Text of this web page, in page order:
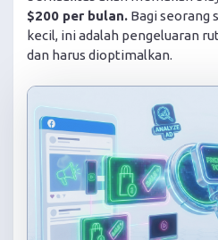
$200 per bulan. Bagi seorang
kecil, ini adalah pengeluaran
dan harus dioptimalkan.